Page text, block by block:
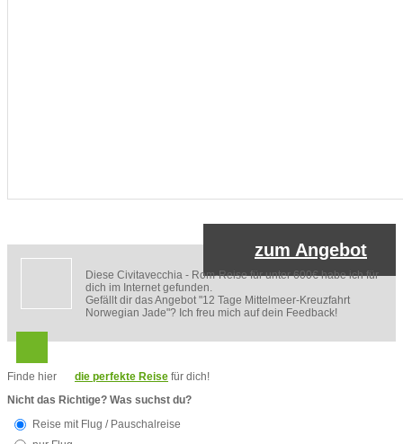
zum Angebot
Diese Civitavecchia - Rom-Reise für unter 600€ habe ich für
dich im Internet gefunden.
Gefällt dir das Angebot "12 Tage Mittelmeer-Kreuzfahrt
Norwegian Jade"? Ich freu mich auf dein Feedback!
Finde hier die perfekte Reise für dich!
Nicht das Richtige? Was suchst du?
Reise mit Flug / Pauschalreise